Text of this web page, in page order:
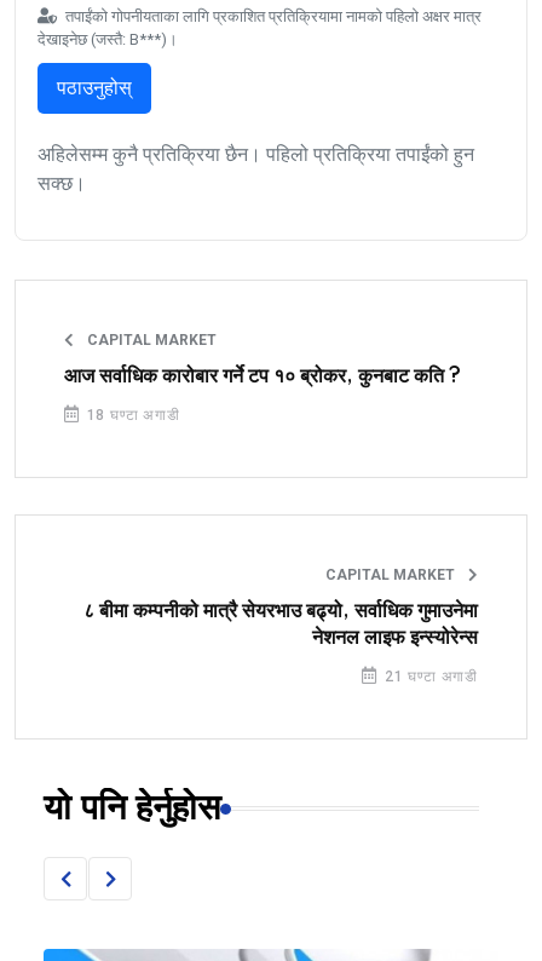
तपाईंको गोपनीयताका लागि प्रकाशित प्रतिक्रियामा नामको पहिलो अक्षर मात्र
देखाइनेछ (जस्तै: B***)।
पठाउनुहोस्
अहिलेसम्म कुनै प्रतिक्रिया छैन। पहिलो प्रतिक्रिया तपाईंको हुन
सक्छ।
CAPITAL MARKET
आज सर्वाधिक कारोबार गर्ने टप १० ब्रोकर, कुनबाट कति ?
18 घण्टा अगाडी
CAPITAL MARKET
८ बीमा कम्पनीको मात्रै सेयरभाउ बढ्यो, सर्वाधिक गुमाउनेमा
नेशनल लाइफ इन्स्योरेन्स
21 घण्टा अगाडी
यो पनि हेर्नुहोस